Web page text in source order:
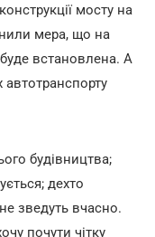
мосту на
мера, що на
встановлена. А
автотранспорту
будівництва;
дехто
зведуть вчасно.
почути чітку